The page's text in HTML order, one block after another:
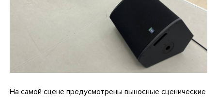
На самой сцене предусмотрены выносные сценические